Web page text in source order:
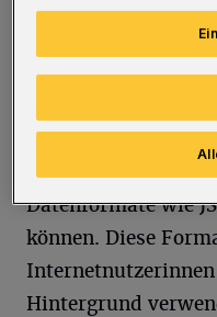
diese zu verstehen
Gegenmaßnahmen
Attacken zu
Zu Beginn seiner
untersuchte er
Datenformate wie
können. Diese
Hintergrund